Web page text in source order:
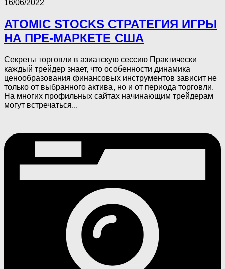
16/06/2022
ATOMIC STOCKS СТРАТЕГИЯ ИГРЫ
НА ПРЕ-МАРКЕТЕ США
Секреты торговли в азиатскую сессию Практически
каждый трейдер знает, что особенности динамика
ценообразования финансовых инструментов зависит не
только от выбранного актива, но и от периода торговли.
На многих профильных сайтах начинающим трейдерам
могут встречаться...